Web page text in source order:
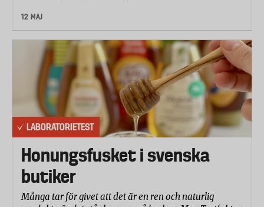
12 MAJ
LABORATORIETEST
Honungsfusket i svenska
butiker
Många tar för givet att det är en ren och naturlig